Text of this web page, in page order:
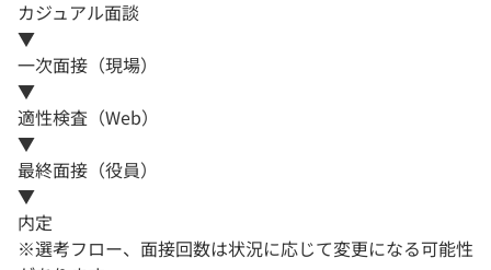
カジュアル面談
▼
一次面接（現場）
▼
適性検査（Web）
▼
最終面接（役員）
▼
内定
※選考フロー、面接回数は状況に応じて変更になる可能性